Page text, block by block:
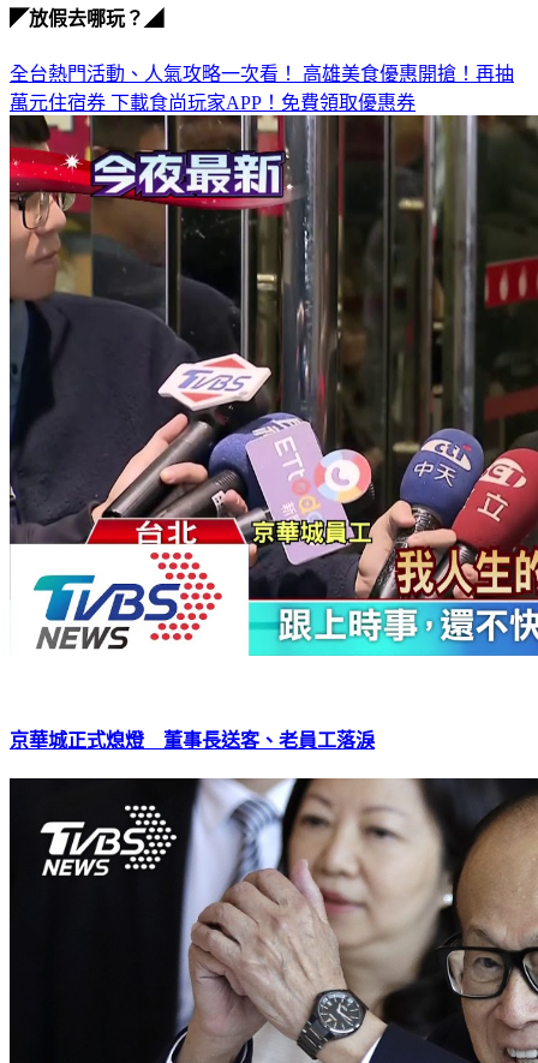
◤放假去哪玩？◢
全台熱門活動、人氣攻略一次看！ 高雄美食優惠開搶！再抽
萬元住宿券 下載食尚玩家APP！免費領取優惠券
京華城正式熄燈 董事長送客、老員工落淚